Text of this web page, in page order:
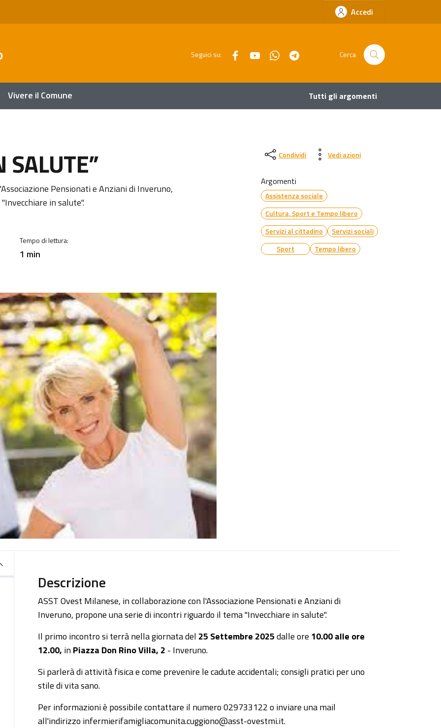
Accedi
Seguici su: FacebookYouTubeWhatsapp Cerca
Vivere il Comune Tutti gli argomenti
SALUTE”
Pensionati e Anziani di Inveruno,
in salute".
Tempo di lettura:
1 min
Condividi Vedi azioni
Argomenti
Assistenza sociale
Cultura, Sport e Tempo libero
Servizi al cittadino
Servizi sociali
Sport
Tempo libero
Descrizione
ASST Ovest Milanese, in collaborazione con l'Associazione Pensionati e Anziani di
Inveruno, propone una serie di incontri riguardo il tema "Invecchiare in salute".
Il primo incontro si terrà nella giornata del 25 Settembre 2025dalle ore 10.00 alle ore
12.00, inPiazza Don Rino Villa, 2 - Inveruno.
Si parlerà di attività fisica e come prevenire le cadute accidentali; consigli pratici per uno
stile di vita sano.
Per informazioni è possibile contattare il numero 029733122 o inviare una mail
all'indirizzo infermierifamigliacomunita.cuggiono@asst-ovestmi.it.